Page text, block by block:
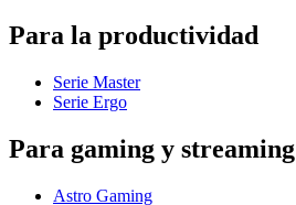
Para la productividad
Serie Master
Serie Ergo
Para gaming y streaming
Astro Gaming